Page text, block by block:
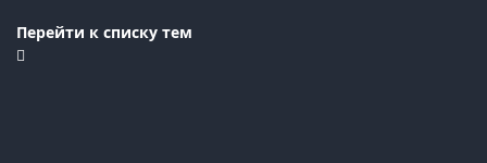
Перейти к списку тем